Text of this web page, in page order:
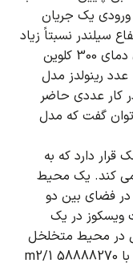
یک جریان
سیلندر نسبتاً زیاد
جریان هوای ورودی دارای دمای 300 کلوین
رینولدز مدل
کار عددی حاضر
می توان گفت که مدل
قرار دارد که به
کند. یک محیط
فضای بین دو
ویسکوز در یک
در محیط متخلخل
است که طبق فرمول موجود درمقاله برابر با 58888270 1/m2